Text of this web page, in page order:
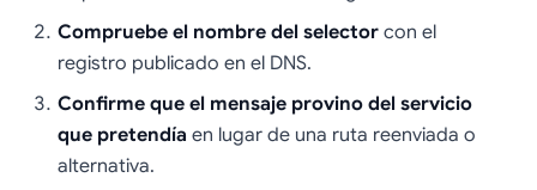
Compruebe el nombre del selector con el
registro publicado en el DNS.
Confirme que el mensaje provino del servicio
que pretendía en lugar de una ruta reenviada o
alternativa.